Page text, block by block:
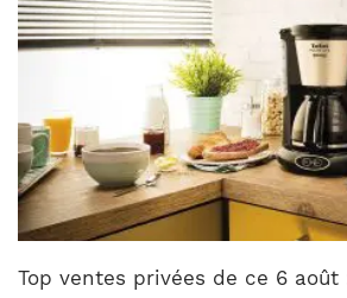
Top ventes privées de ce 6 août